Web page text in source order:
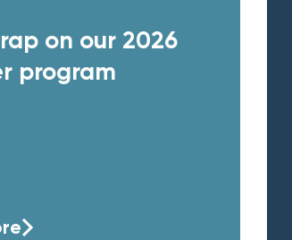
on our 2026
program